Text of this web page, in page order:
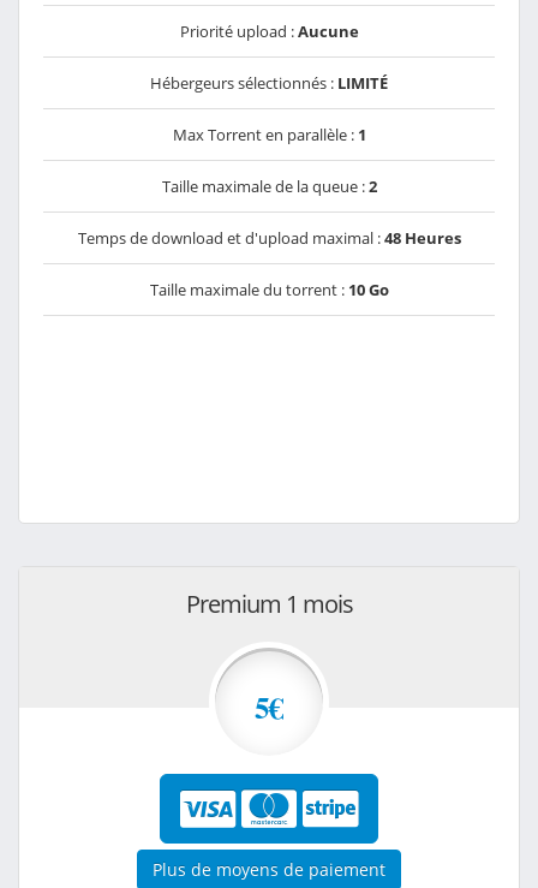
Priorité upload :Aucune
Hébergeurs sélectionnés : LIMITÉ
Max Torrent en parallèle : 1
Taille maximale de la queue :2
Temps de download et d'upload maximal :48 Heures
Taille maximale du torrent : 10 Go
Premium 1 mois
5€
Plus de moyens de paiement